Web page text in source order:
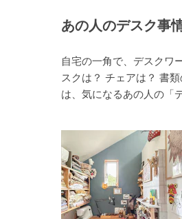
あの人のデスク事
自宅の一角で、デスクワ
スクは？ チェアは？ 書
は、気になるあの人の「